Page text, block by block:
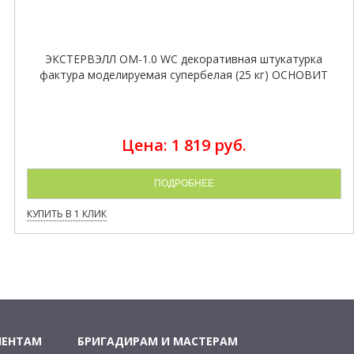
ЭКСТЕРВЭЛЛ OM-1.0 WC декоративная штукатурка
фактура моделируемая супербелая (25 кг) ОСНОВИТ
Цена: 1 819 руб.
ПОДРОБНЕЕ
КУПИТЬ В 1 КЛИК
БРИГАДИРАМ И МАСТЕРАМ